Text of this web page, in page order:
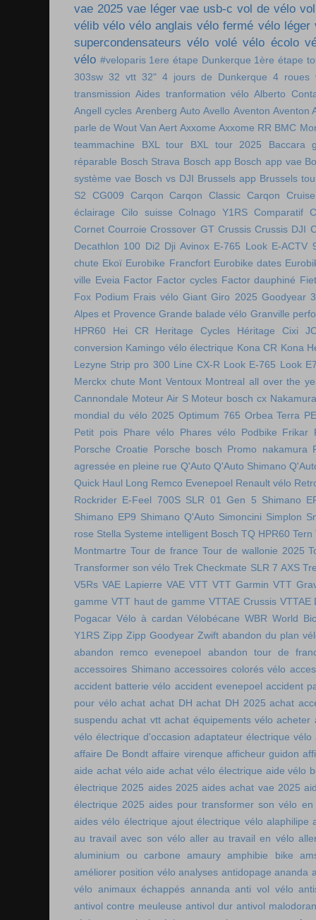
vae 2025 vae léger vae usb-c vol de vélo
vélib vélo vélo anglais vélo fermé vélo léger
supercondensateurs vélo volé vélo écolo
vélo #veloparis 1ere étape Dunkerque 1ère étape
303sw 32 vtt 32" 4 jours de Dunkerque 4 roues
transmission Aides tranformation vélo Alberto
Angell cycles Arenberg Auto Avello Aventon Aventon
parle de Wout Van Aert Axxome Axxome RR BMC
teammachine
BXL tour BXL tour 2025
Baccara
réparable Bosch Strava Bosch app Bosch app vae
système vae Bosch vs DJI Brussels app Brussels
S2
CG009 Carqon Carqon Classic Carqon Cruise
éclairage
Cilo suisse Colnago Y1RS Comparatif
Cornet Courroie Crossover GT Crussis Crussis DJI
Decathlon 100 Di2 Dji Avinox E-765 Look E-ACTV
chute Ekoï Eurobike Francfort Eurobike dates
ville Eveia Factor Factor cycles Factor dauphiné
Fox Podium Frais vélo Giant Giro 2025 Goodyear
Alpes et Provence Grande balade vélo Granville
HPR60
Hei CR Heritage Cycles Héritage Cixi
conversion Kamingo vélo électrique Kona CR Kona
Lezyne Strip pro 300 Line CX-R Look E-765 Look
Merckx chute Mont Ventoux Montreal all over the
Cannondale Moteur Air S Moteur bosch cx
mondial du vélo 2025 Optimum 765 Orbea Terra
Petit pois Phare vélo Phares vélo Podbike Frikar
Porsche Croatie
Porsche bosch Promo nakamura
agressée en pleine rue Q'Auto Q'Auto Shimano
Quick Haul Long Remco Evenepoel Renault vélo
Rockrider E-Feel 700S SLR 01 Gen 5 Shimano
Shimano EP9 Shimano Q'Auto Simoncini Simplon
rose Stella Systeme intelligent Bosch TQ HPR60 Tern
Montmartre Tour de france Tour de wallonie 2025
Transformer son vélo Trek Checkmate SLR 7 AXS
V5Rs VAE Lapierre VAE VTT VTT Garmin VTT
gamme VTT haut de gamme VTTAE Crussis VTTAE
Pogacar Vélo à cardan Vélobécane WBR World
Y1RS Zipp Zipp Goodyear Zwift abandon du plan
abandon remco evenepoel
abandon tour de
accessoires Shimano accessoires colorés vélo
accident batterie vélo accident evenepoel accident
pour vélo achat achat DH achat DH 2025 achat
suspendu achat vtt achat équipements vélo acheter
vélo électrique d'occasion adaptateur électrique vélo
affaire De Bondt affaire virenque afficheur guidon
aide achat vélo aide achat vélo électrique aide vélo
électrique 2025 aides 2025 aides achat vae 2025
électrique 2025 aides pour transformer son vélo en
aides vélo électrique ajout électrique vélo alaphilipe
au travail avec son vélo aller au travail en vélo
aluminium ou carbone
amaury amphibie bike
améliorer position vélo analyses antidopage ananda
vélo animaux échappés annanda anti vol vélo
antivol contre meuleuse antivol dur antivol